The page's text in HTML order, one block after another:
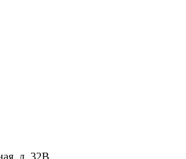
д. 32В